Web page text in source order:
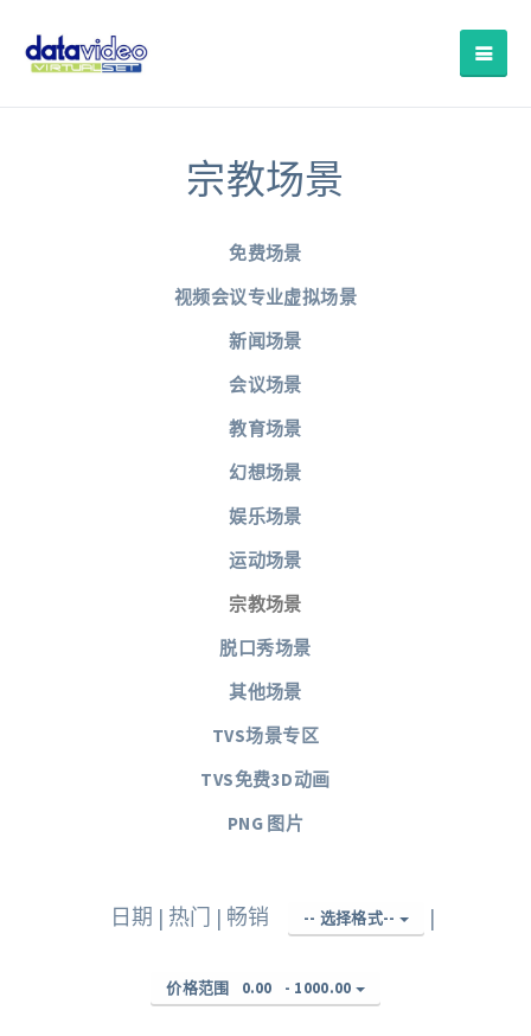
宗教场景
免费场景
视频会议专业虚拟场景
新闻场景
会议场景
教育场景
幻想场景
娱乐场景
运动场景
宗教场景
脱口秀场景
其他场景
TVS场景专区
TVS免费3D动画
PNG 图片
日期 | 热门 | 畅销 -- 选择格式-- |
价格范围 0.00 - 1000.00